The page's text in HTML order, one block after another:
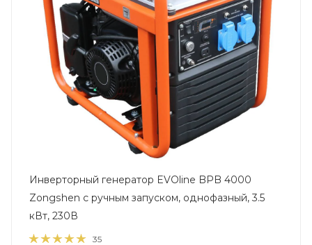
Инверторный генератор EVOline BPB 4000
Zongshen с ручным запуском, однофазный, 3.5
кВт, 230В
35